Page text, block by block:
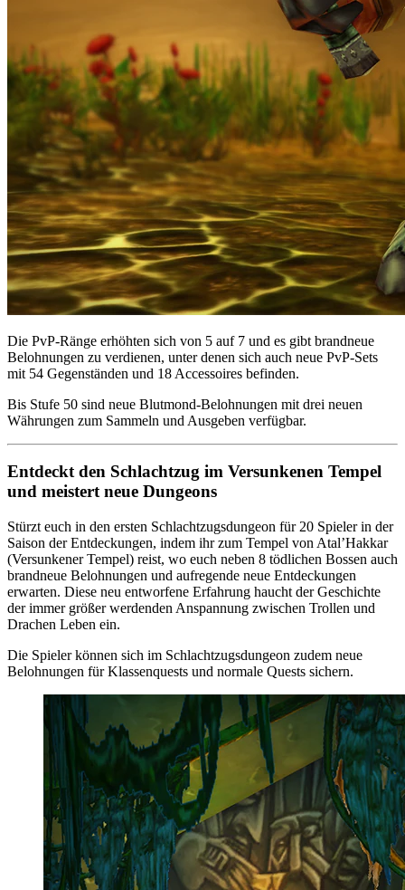
Die PvP-Ränge erhöhten sich von 5 auf 7 und es gibt brandneue
Belohnungen zu verdienen, unter denen sich auch neue PvP-Sets
mit 54 Gegenständen und 18 Accessoires befinden.
Bis Stufe 50 sind neue Blutmond-Belohnungen mit drei neuen
Währungen zum Sammeln und Ausgeben verfügbar.
Entdeckt den Schlachtzug im Versunkenen Tempel
und meistert neue Dungeons
Stürzt euch in den ersten Schlachtzugsdungeon für 20 Spieler in der
Saison der Entdeckungen, indem ihr zum Tempel von Atal’Hakkar
(Versunkener Tempel) reist, wo euch neben 8 tödlichen Bossen auch
brandneue Belohnungen und aufregende neue Entdeckungen
erwarten. Diese neu entworfene Erfahrung haucht der Geschichte
der immer größer werdenden Anspannung zwischen Trollen und
Drachen Leben ein.
Die Spieler können sich im Schlachtzugsdungeon zudem neue
Belohnungen für Klassenquests und normale Quests sichern.